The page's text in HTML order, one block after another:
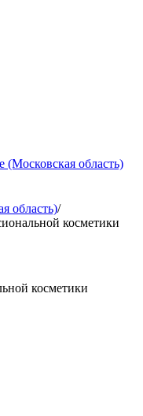
(Московская область)
область)/
косметики
косметики